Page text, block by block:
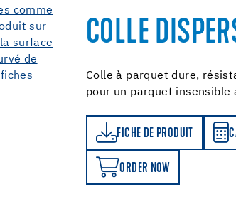
COLLE
Colle à parquet dure,
pour un parquet insensible
FICHE DE PRODUIT
CALCULATEUR DE CONSOMMATION
ORDER NOW